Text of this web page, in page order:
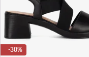
-30%